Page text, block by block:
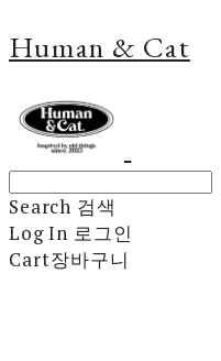
Human & Cat
Search 검색
Log In 로그인
Cart장바구니